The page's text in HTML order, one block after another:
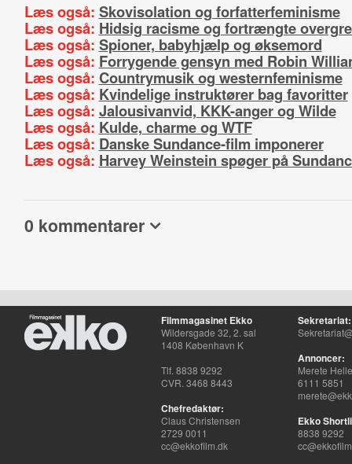
Læs også: Skovisolation og forfatterfeminisme
Læs også: Hidsig racisme og fortrængte
Læs også: Spioner, babyhjælp og øksemord
Læs også: Forrygende gensyn med Robin
Læs også: Countrymusik og westernfeminisme
Læs også: Kvindelige instruktører bag favoritter
Læs også: Jalousivanvid, KKK-anger og Wilde
Læs også: Kulde, charme og WTF
Læs også: Danske Sundance-film imponerer
Læs også: Harvey Weinstein spøger på
0 kommentarer
Filmmagasinet Ekko
Wildersgade 32, 2. sal
1408 København K
Tlf. 8838 9292
CVR. 3468 8443
Chefredaktør:
Claus Christensen
2729 0011
cc@ekkofilm.dk
Sekretariat:
Annoncer:
Merete
6111 5851
Ekko
8838 9292